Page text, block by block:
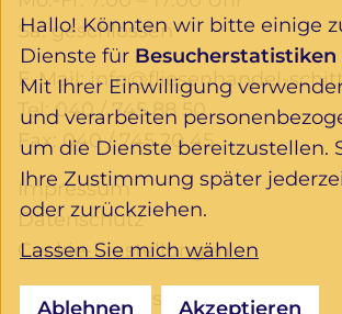
Sa. geschlossen
E-Mail:info@fliesenhandel-
Tel:040 / 745 88 50
Fax: 040 / 745 20 45
Impressum
Datenschutz
Cookie-Einstellungen
Folgen Sie uns:
Hallo! Könnten wir bitte einige
Dienste für Besucherstatistiken
Mit Ihrer Einwilligung
und verarbeiten
um die Dienste bereitzustellen.
Ihre Zustimmung später
oder zurückziehen.
Lassen Sie mich wählen
Ablehnen Akzeptieren